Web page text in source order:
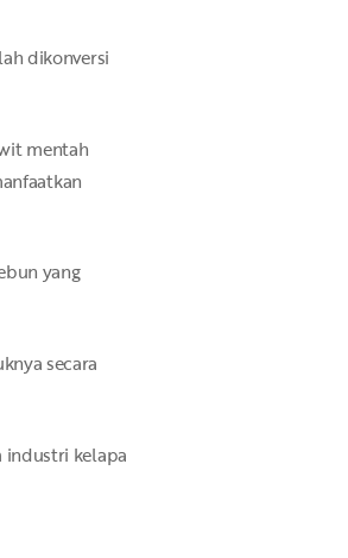
dikonversi
mentah
yang
secara
industri kelapa